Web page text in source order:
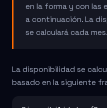
en la forma y con las
a continuación. La
se calculará cada mes.
La disponibilidad se
basado en la siguiente